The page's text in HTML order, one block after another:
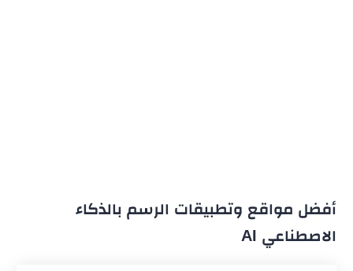
أفضل مواقع وتطبيقات الرسم بالذكاء
الاصطناعي AI